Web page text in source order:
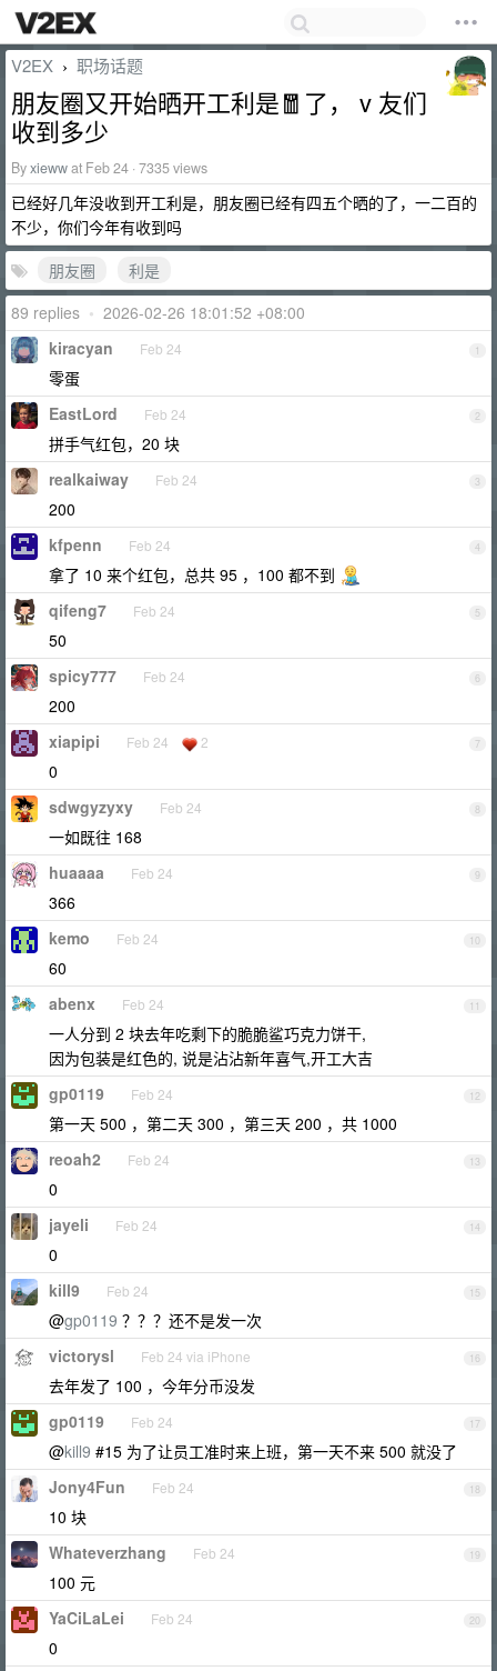
V2EX › 职场话题
朋友圈又开始晒开工利是🧧了， v 友们
收到多少
Byxiewwat Feb 24 · 7335 views
已经好几年没收到开工利是，朋友圈已经有四五个晒的了，一二百的
不少，你们今年有收到吗
朋友圈
利是
89 replies • 2026-02-26 18:01:52 +08:00
1
kiracyan Feb 24
零蛋
2
EastLord Feb 24
拼手气红包，20 块
3
realkaiway Feb 24
200
4
kfpenn Feb 24
拿了 10 来个红包，总共 95 ，100 都不到
5
qifeng7 Feb 24
50
6
spicy777 Feb 24
200
7
xiapipi Feb 24 2
0
8
sdwgyzyxy Feb 24
一如既往 168
9
huaaaa Feb 24
366
10
kemo Feb 24
60
11
abenx Feb 24
一人分到 2 块去年吃剩下的脆脆鲨巧克力饼干,
因为包装是红色的, 说是沾沾新年喜气,开工大吉
12
gp0119 Feb 24
第一天 500 ，第二天 300 ，第三天 200 ，共 1000
13
reoah2 Feb 24
0
14
jayeli Feb 24
0
15
kill9 Feb 24
@gp0119 ？？？还不是发一次
16
victorysl Feb 24 via iPhone
去年发了 100 ，今年分币没发
17
gp0119 Feb 24
@kill9 #15 为了让员工准时来上班，第一天不来 500 就没了
18
Jony4Fun Feb 24
10 块
19
Whateverzhang Feb 24
100 元
20
YaCiLaLei Feb 24
0